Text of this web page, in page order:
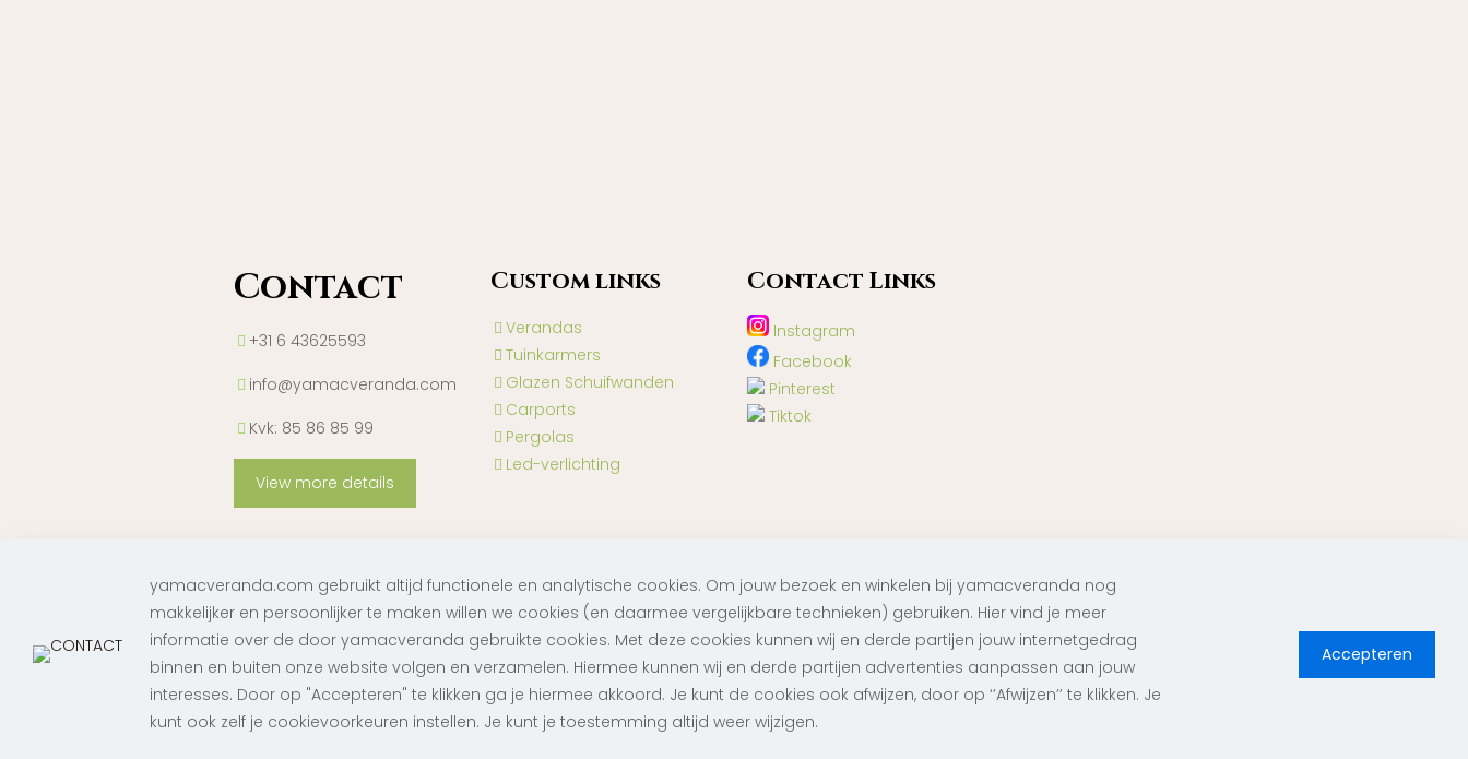
Contact
+31 6 43625593
info@yamacveranda.com
Kvk: 85 86 85 99
View more details
Custom lınks
Verandas
Tuinkarmers
Glazen Schuifwanden
Carports
Pergolas
Led-verlichting
Contact Lınks
Instagram
Facebook
Pinterest
Tiktok
© 2023 by Teknomina Bilisim | Teknomina Bilisim
yamacveranda.com gebruikt altijd functionele en analytische cookies. Om jouw bezoek en winkelen bij yamacveranda nog
makkelijker en persoonlijker te maken willen we cookies (en daarmee vergelijkbare technieken) gebruiken. Hier vind je meer
informatie over de door yamacveranda gebruikte cookies. Met deze cookies kunnen wij en derde partijen jouw internetgedrag
binnen en buiten onze website volgen en verzamelen. Hiermee kunnen wij en derde partijen advertenties aanpassen aan jouw
interesses. Door op "Accepteren" te klikken ga je hiermee akkoord. Je kunt de cookies ook afwijzen, door op ‘’Afwijzen’’ te klikken. Je
kunt ook zelf je cookievoorkeuren instellen. Je kunt je toestemming altijd weer wijzigen.
Accepteren